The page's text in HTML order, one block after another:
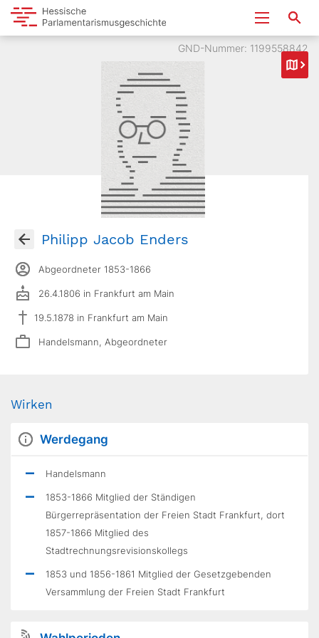
GND-Nummer: 1199558842
Philipp Jacob Enders
Abgeordneter 1853-1866
26.4.1806 in Frankfurt am Main
19.5.1878 in Frankfurt am Main
Handelsmann, Abgeordneter
Wirken
Werdegang
Handelsmann
1853-1866 Mitglied der Ständigen
Bürgerrepräsentation der Freien Stadt Frankfurt, dort
1857-1866 Mitglied des
Stadtrechnungsrevisionskollegs
1853 und 1856-1861 Mitglied der Gesetzgebenden
Versammlung der Freien Stadt Frankfurt